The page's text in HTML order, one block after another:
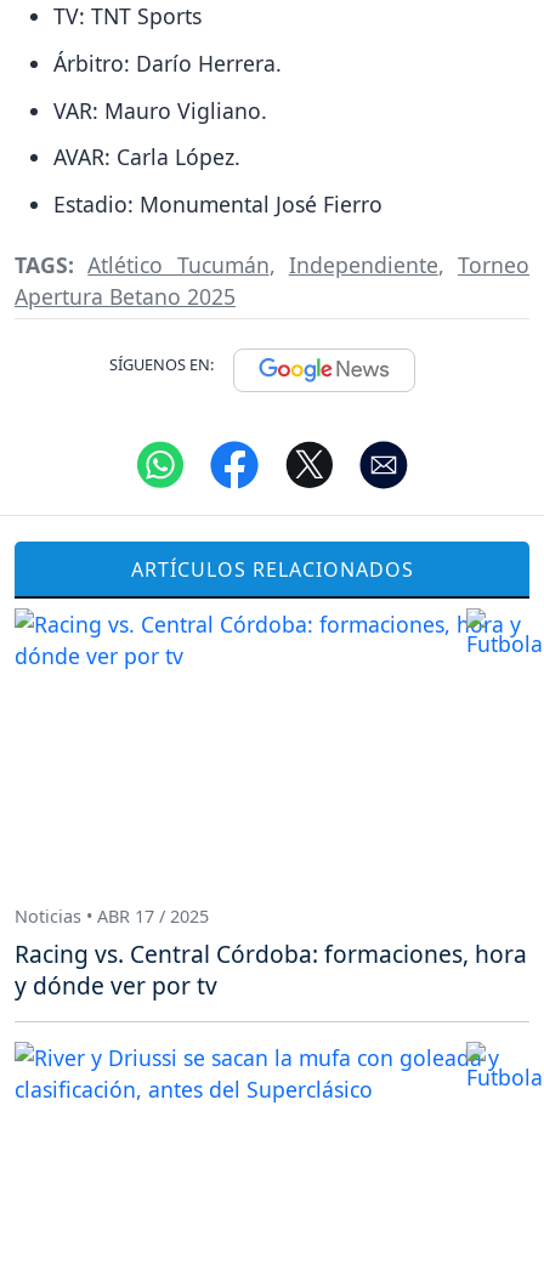
TV: TNT Sports
Árbitro: Darío Herrera.
VAR: Mauro Vigliano.
AVAR: Carla López.
Estadio: Monumental José Fierro
TAGS:Atlético Tucumán, Independiente, Torneo
Apertura Betano 2025
SÍGUENOS EN:
ARTÍCULOS RELACIONADOS
Noticias • ABR 17 / 2025
Racing vs. Central Córdoba: formaciones, hora
y dónde ver por tv